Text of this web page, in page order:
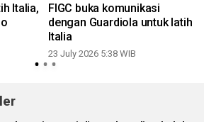
Italia,
FIGC buka komunikasi
dengan Guardiola untuk latih
Italia
23 July 2026 5:38 WIB